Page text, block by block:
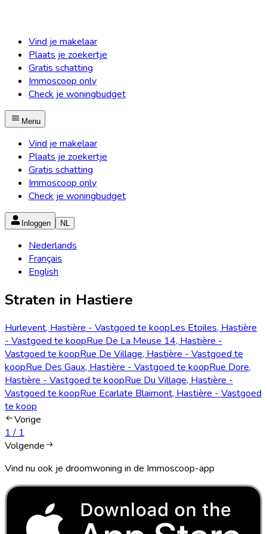
Vind je makelaar
Plaats je zoekertje
Gratis schatting
Immoscoop only
Check je woningbudget
Menu
Vind je makelaar
Plaats je zoekertje
Gratis schatting
Immoscoop only
Check je woningbudget
Inloggen NL
Nederlands
Français
English
Straten in Hastiere
Hurlevent, Hastière - Vastgoed te koopLes Etoiles, Hastière
- Vastgoed te koopRue De La Meuse 14, Hastière -
Vastgoed te koopRue De Village, Hastière - Vastgoed te
koopRue Des Gaux, Hastière - Vastgoed te koopRue Dore,
Hastière - Vastgoed te koopRue Du Village, Hastière -
Vastgoed te koopRue Ecarlate Blaimont, Hastière - Vastgoed
te koop
Vorige
1/ 1
Volgende
Vind nu ook je droomwoning in de Immoscoop-app